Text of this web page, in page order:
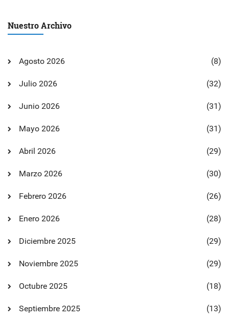
Nuestro Archivo
Agosto 2026 (8)
Julio 2026 (32)
Junio 2026 (31)
Mayo 2026 (31)
Abril 2026 (29)
Marzo 2026 (30)
Febrero 2026 (26)
Enero 2026 (28)
Diciembre 2025 (29)
Noviembre 2025 (29)
Octubre 2025 (18)
Septiembre 2025 (13)